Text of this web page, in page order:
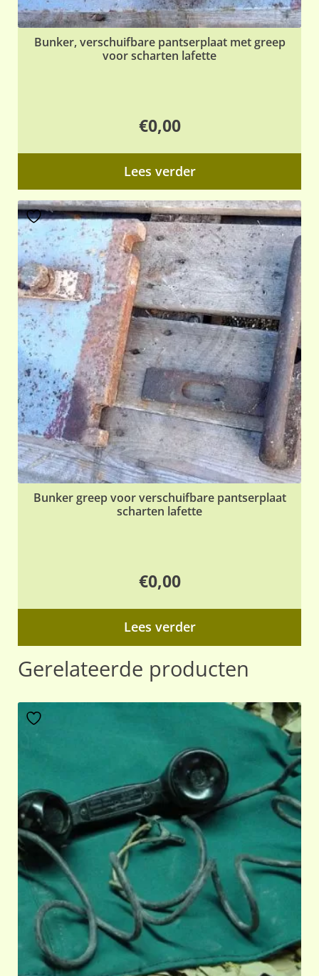
Bunker, verschuifbare pantserplaat met greep
voor scharten lafette
€0,00
Lees verder
Bunker greep voor verschuifbare pantserplaat
scharten lafette
€0,00
Lees verder
Gerelateerde producten